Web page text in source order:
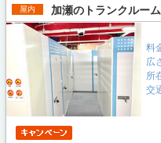
屋内 加瀬のトランクルー
料
広
所
交